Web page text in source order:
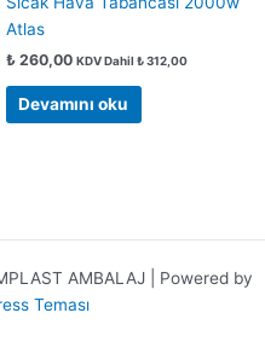
Atlas
₺ 260,00 KDV Dahil ₺312,00
Devamını oku
AMBALAJ | Powered by
Teması